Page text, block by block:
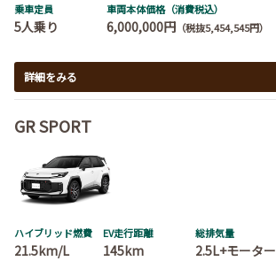
乗車定員
5人乗り
車両本体価格（消費税込）
6,000,000円 （税抜5,454,545円）
詳細をみる
GR SPORT
ハイブリッド燃費
21.5km/L
EV走行距離
145km
総排気量
2.5L+モーター